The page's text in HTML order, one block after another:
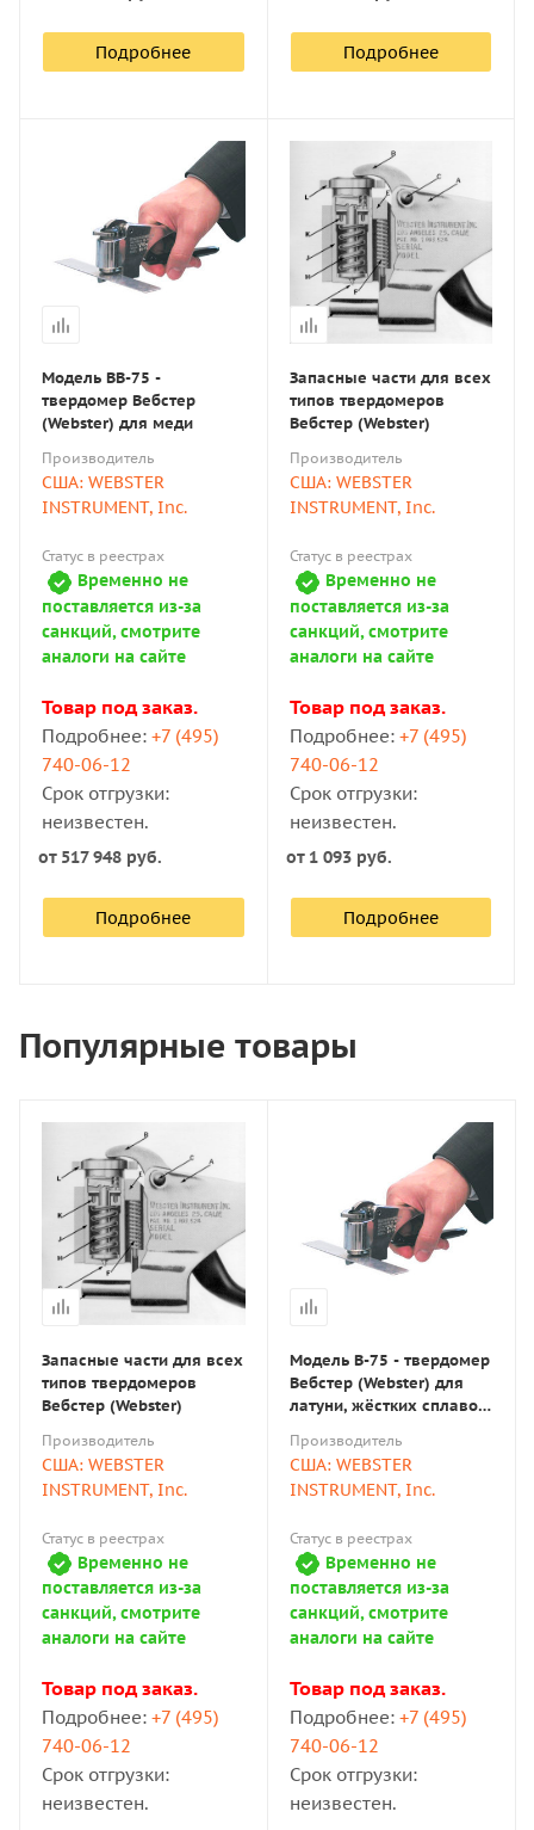
Подробнее Подробнее
Модель BВ-75 -
твердомер Вебстер
(Webster) для меди
Производитель
США: WEBSTER
INSTRUMENT, Inc.
Статус в реестрах
Временно не
поставляется из-за
санкций, смотрите
аналоги на сайте
Товар под заказ.
Подробнее: +7 (495)
740-06-12
Срок отгрузки:
неизвестен.
от 517 948 руб.
Подробнее
Запасные части для всех
типов твердомеров
Вебстер (Webster)
Производитель
США: WEBSTER
INSTRUMENT, Inc.
Статус в реестрах
Временно не
поставляется из-за
санкций, смотрите
аналоги на сайте
Товар под заказ.
Подробнее: +7 (495)
740-06-12
Срок отгрузки:
неизвестен.
от 1 093 руб.
Подробнее
Популярные товары
Запасные части для всех
типов твердомеров
Вебстер (Webster)
Производитель
США: WEBSTER
INSTRUMENT, Inc.
Статус в реестрах
Временно не
поставляется из-за
санкций, смотрите
аналоги на сайте
Товар под заказ.
Подробнее: +7 (495)
740-06-12
Срок отгрузки:
неизвестен.
Модель В-75 - твердомер
Вебстер (Webster) для
латуни, жёстких сплавов
стали
Производитель
США: WEBSTER
INSTRUMENT, Inc.
Статус в реестрах
Временно не
поставляется из-за
санкций, смотрите
аналоги на сайте
Товар под заказ.
Подробнее: +7 (495)
740-06-12
Срок отгрузки:
неизвестен.